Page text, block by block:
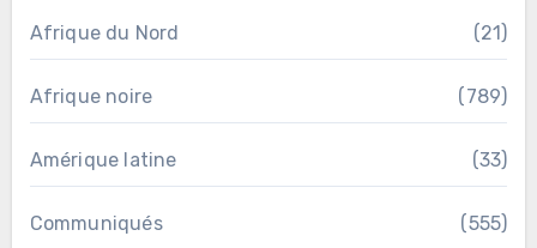
Afrique du Nord (21)
Afrique noire (789)
Amérique latine (33)
Communiqués (555)